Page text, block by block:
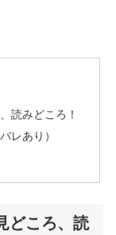
読みどころ！
レあり）
どころ、読